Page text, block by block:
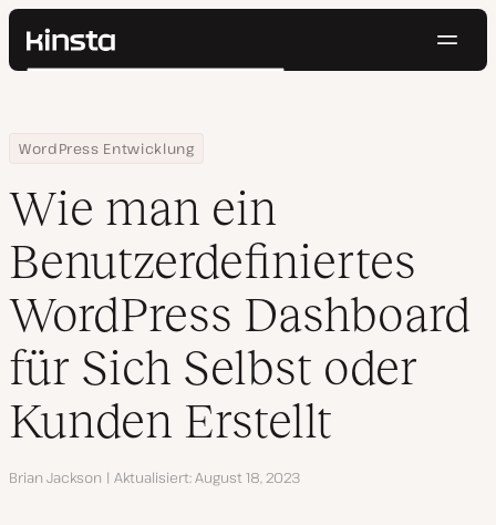
Kinsta®
Preise
Kontakt
Suchen
Home
Ressourcen Center
WordPress Entwicklung
Wie man ein Benutzerdefiniertes WordPress Dashboard für
Wie man ein
Benutzerdefiniertes
WordPress Dashboard
für Sich Selbst oder
Kunden Erstellt
Autor
Brian Jackson Aktualisiert August 18, 2023